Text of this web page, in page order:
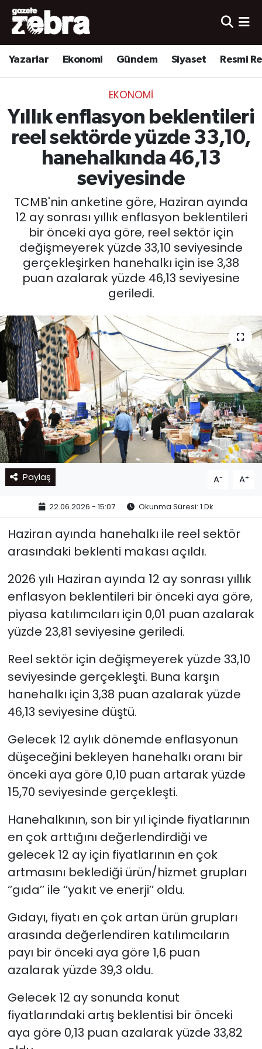
Yazarlar Ekonomi Gündem Siyaset Resmi
EKONOMI
Yıllık enflasyon beklentileri
reel sektörde yüzde 33,10,
hanehalkında 46,13
seviyesinde
TCMB'nin anketine göre, Haziran ayında
12 ay sonrası yıllık enflasyon beklentileri
bir önceki aya göre, reel sektör için
değişmeyerek yüzde 33,10 seviyesinde
gerçekleşirken hanehalkı için ise 3,38
puan azalarak yüzde 46,13 seviyesine
geriledi.
Paylaş A- A+
22.06.2026 - 15:07 Okunma Süresi: 1 Dk
Haziran ayında hanehalkı ile reel sektör
arasındaki beklenti makası açıldı.
2026 yılı Haziran ayında 12 ay sonrası yıllık
enflasyon beklentileri bir önceki aya göre,
piyasa katılımcıları için 0,01 puan azalarak
yüzde 23,81 seviyesine geriledi.
Reel sektör için değişmeyerek yüzde 33,10
seviyesinde gerçekleşti. Buna karşın
hanehalkı için 3,38 puan azalarak yüzde
46,13 seviyesine düştü.
Gelecek 12 aylık dönemde enflasyonun
düşeceğini bekleyen hanehalkı oranı bir
önceki aya göre 0,10 puan artarak yüzde
15,70 seviyesinde gerçekleşti.
Hanehalkının, son bir yıl içinde fiyatlarının
en çok arttığını değerlendirdiği ve
gelecek 12 ay için fiyatlarının en çok
artmasını beklediği ürün/hizmet grupları
‘’gıda’’ ile ‘’yakıt ve enerji’’ oldu.
Gıdayı, fiyatı en çok artan ürün grupları
arasında değerlendiren katılımcıların
payı bir önceki aya göre 1,6 puan
azalarak yüzde 39,3 oldu.
Gelecek 12 ay sonunda konut
fiyatlarındaki artış beklentisi bir önceki
aya göre 0,13 puan azalarak yüzde 33,82
Yazarlar
Ekonomi
Yerel
Spor
Nöbetçi Eczaneler
Hava Durumu
Süper Lig Puan Durumu ve Fikstür
Tüm Manşetler
Son Dakika Haberleri
Haber Arşivi